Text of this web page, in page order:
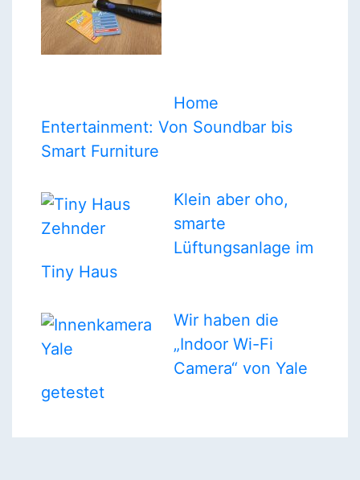
Home
Entertainment: Von Soundbar bis
Smart Furniture
Klein aber oho,
smarte
Lüftungsanlage im
Tiny Haus
Wir haben die
„Indoor Wi-Fi
Camera“ von Yale
getestet